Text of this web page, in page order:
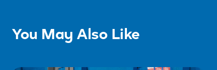
You May Also Like